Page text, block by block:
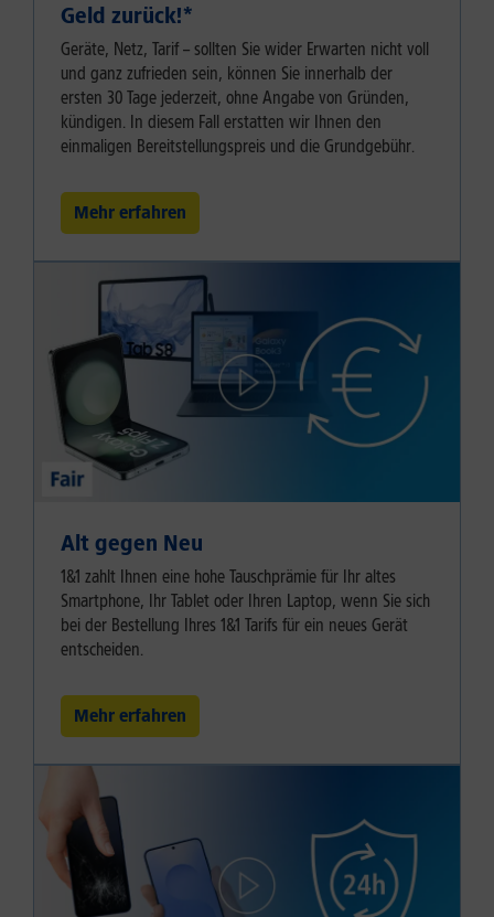
Geld zurück!⁠*
Geräte, Netz, Tarif – sollten Sie wider Erwarten nicht voll
und ganz zufrieden sein, können Sie innerhalb der
ersten 30 Tage jederzeit, ohne Angabe von Gründen,
kündigen. In diesem Fall erstatten wir Ihnen den
einmaligen Bereitstellungspreis und die Grundgebühr.
Mehr erfahren
Alt gegen Neu
1&1 zahlt Ihnen eine hohe Tauschprämie für Ihr altes
Smartphone, Ihr Tablet oder Ihren Laptop, wenn Sie sich
bei der Bestellung Ihres 1&1 Tarifs für ein neues Gerät
entscheiden.
Mehr erfahren